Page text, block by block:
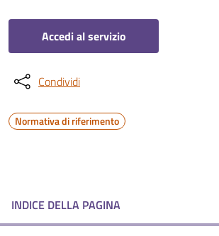
Accedi al servizio
Condividi
Normativa di riferimento
INDICE DELLA PAGINA